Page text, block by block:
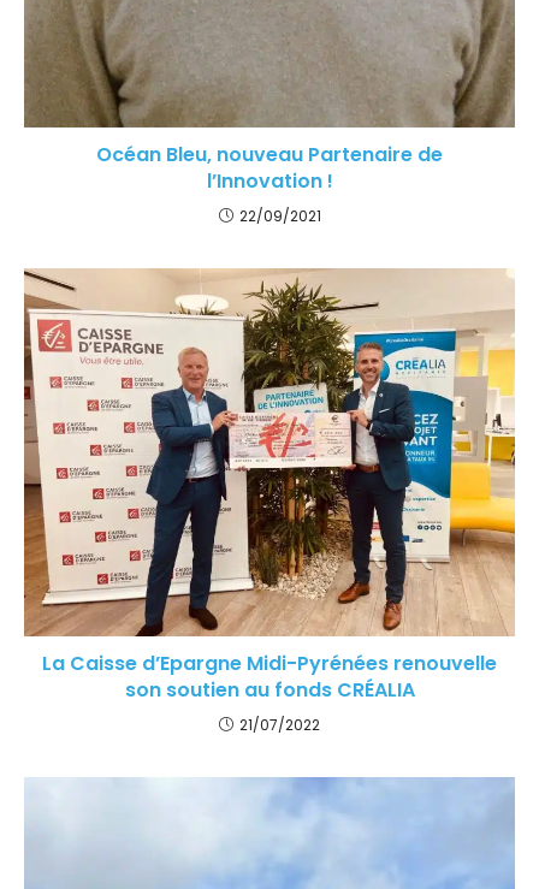
Océan Bleu, nouveau Partenaire de
l’Innovation !
22/09/2021
La Caisse d’Epargne Midi-Pyrénées renouvelle
son soutien au fonds CRÉALIA
21/07/2022